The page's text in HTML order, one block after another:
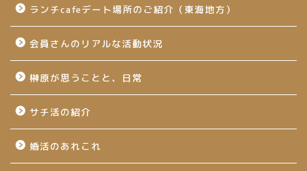
ランチcafeデート場所のご紹介（東海地方）
会員さんのリアルな活動状況
榊原が思うことと、日常
サチ活の紹介
婚活のあれこれ